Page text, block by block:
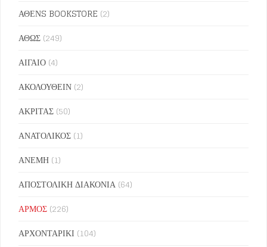
ΑΘΕΝS BOOKSTORE (2)
ΑΘΩΣ (249)
ΑΙΓΑΙΟ (4)
ΑΚΟΛΟΥΘΕΙΝ (2)
ΑΚΡΙΤΑΣ (50)
ΑΝΑΤΟΛΙΚΟΣ (1)
ΑΝΕΜΗ (1)
ΑΠΟΣΤΟΛΙΚΗ ΔΙΑΚΟΝΙΑ (64)
ΑΡΜΟΣ (226)
ΑΡΧΟΝΤΑΡΙΚΙ (104)